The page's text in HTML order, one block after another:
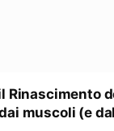
Rinascimento
muscoli (e